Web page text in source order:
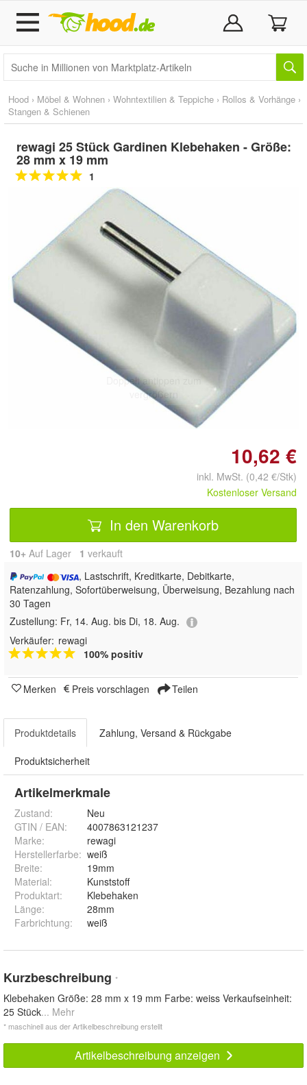
Hood › Möbel & Wohnen › Wohntextilien & Teppiche › Rollos & Vorhänge ›
Stangen & Schienen
rewagi 25 Stück Gardinen Klebehaken - Größe:
28 mm x 19 mm
1
Doppelt antippen zum
vergrößern
10,62 €
inkl. MwSt. (0,42 €/Stk)
Kostenloser Versand
In den Warenkorb
10+ Auf Lager 1 verkauft
, Lastschrift, Kreditkarte, Debitkarte,
Ratenzahlung, Sofortüberweisung, Überweisung, Bezahlung nach
30 Tagen
Zustellung: Fr, 14. Aug. bis Di, 18. Aug.
Verkäufer: rewagi
100% positiv
Merken Preis vorschlagen Teilen
Produktdetails Zahlung, Versand & Rückgabe
Produktsicherheit
Artikelmerkmale
Zustand:
Neu
GTIN / EAN:
4007863121237
Marke:
rewagi
Herstellerfarbe: weiß
Breite:
19mm
Material:
Kunststoff
Produktart:
Klebehaken
Länge:
28mm
Farbrichtung: weiß
Kurzbeschreibung *
Klebehaken Größe: 28 mm x 19 mm Farbe: weiss Verkaufseinheit:
25 Stück... Mehr
* maschinell aus der Artikelbeschreibung erstellt
Artikelbeschreibung anzeigen